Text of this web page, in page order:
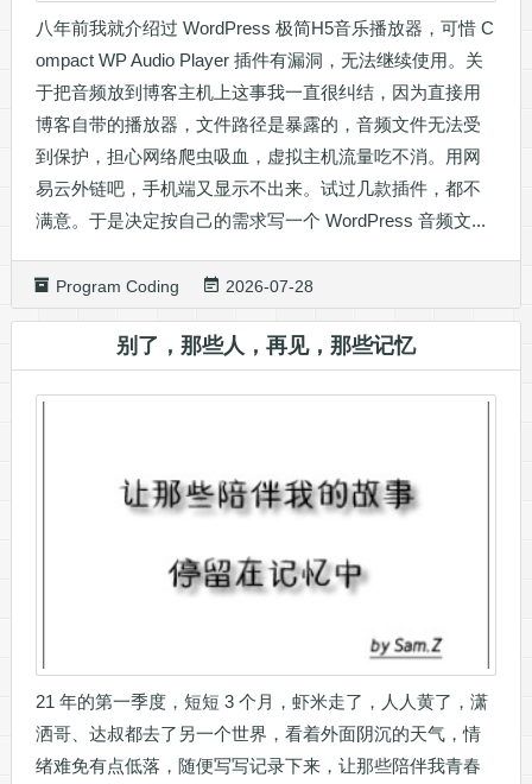
八年前我就介绍过 WordPress 极简H5音乐播放器，可惜 C
ompact WP Audio Player 插件有漏洞，无法继续使用。关
于把音频放到博客主机上这事我一直很纠结，因为直接用
博客自带的播放器，文件路径是暴露的，音频文件无法受
到保护，担心网络爬虫吸血，虚拟主机流量吃不消。用网
易云外链吧，手机端又显示不出来。试过几款插件，都不
满意。于是决定按自己的需求写一个 WordPress 音频文...
Program Coding 2026-07-28
别了，那些人，再见，那些记忆
21 年的第一季度，短短 3 个月，虾米走了，人人黄了，潇
洒哥、达叔都去了另一个世界，看着外面阴沉的天气，情
绪难免有点低落，随便写写记录下来，让那些陪伴我青春